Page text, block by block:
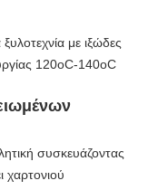
με ιξώδες
120oC-140oC
συσκευάζοντας
χαρτονιού